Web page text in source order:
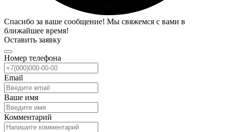
Спасибо за ваше сообщение! Мы свяжемся с вами в
ближайшее время!
Оставить заявку
Номер телефона
Email
Ваше имя
Комментарий